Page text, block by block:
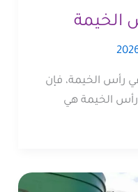
الخيمة
رأس الخيمة، فإن
الخيمة هي